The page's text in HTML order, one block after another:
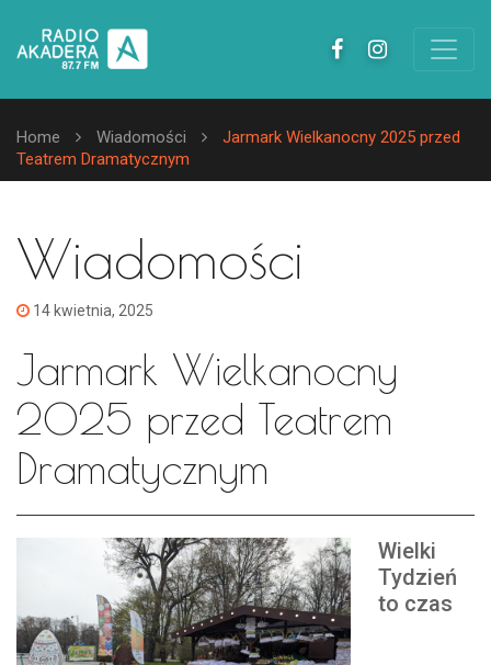
Home Wiadomości
Jarmark Wielkanocny 2025 przed
Teatrem Dramatycznym
Wiadomości
14 kwietnia, 2025
Jarmark Wielkanocny
2025 przed Teatrem
Dramatycznym
Wielki
Tydzień
to czas